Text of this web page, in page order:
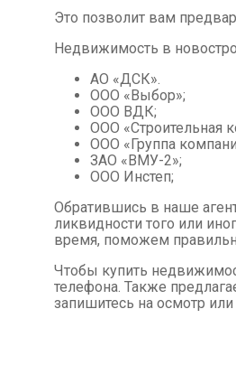
Это позволит вам
Недвижимость в
АО «ДСК».
ООО «Выбор»;
ООО ВДК;
ООО «Строительная
ООО «Группа
ЗАО «ВМУ-2»;
ООО Инстеп;
Обратившись в наше
ликвидности того или
время, поможем
Чтобы купить
телефона. Также
запишитесь на осмотр